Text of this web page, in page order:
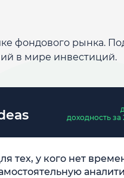
фондового рынка.
в мире инвестиций.
доходность за
тех, у кого нет